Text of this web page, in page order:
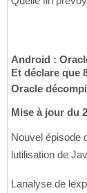
Android :
Et déclare que
Oracle
Mise à jour du
Nouvel épisode
lutilisation de
Lanalyse de